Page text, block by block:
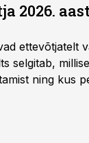
2026.
ettevõtjatelt
selgitab,
ning kus